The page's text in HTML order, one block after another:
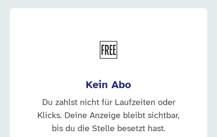
🆓
Kein Abo
Du zahlst nicht für Laufzeiten oder
Klicks. Deine Anzeige bleibt sichtbar,
bis du die Stelle besetzt hast.